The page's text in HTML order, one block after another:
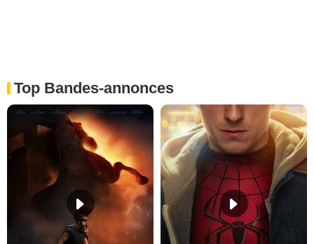
Top Bandes-annonces